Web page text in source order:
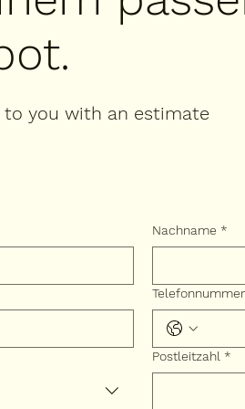
to you with an estimate
Nachname *
Telefonnummer
Postleitzahl *